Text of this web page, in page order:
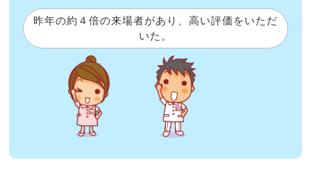
昨年の約４倍の来場者があり、高い評価をいただ
いた。